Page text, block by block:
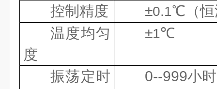
控制精度
±0.1℃（恒
温度均匀
度
±1℃
振荡定时
0--999小时